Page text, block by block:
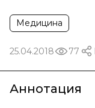
Медицина
25.04.2018 77
Аннотация